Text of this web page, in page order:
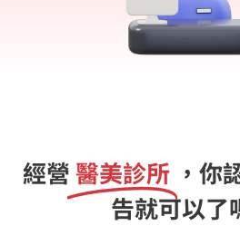
經營醫美診所 ，你
告就可以了